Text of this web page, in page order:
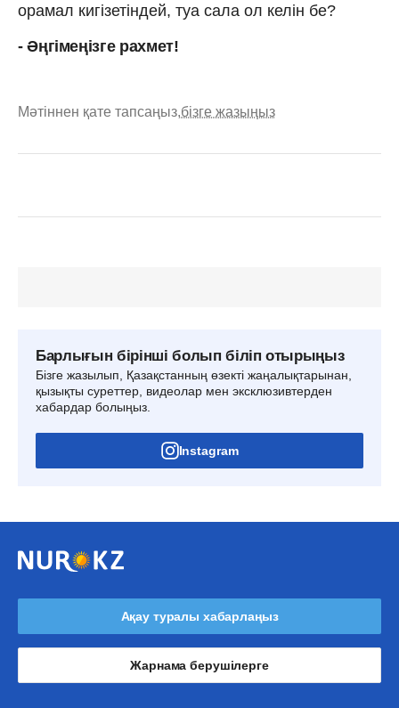
орамал кигізетіндей, туа сала ол келін бе?
- Әңгімеңізге рахмет!
Мәтіннен қате тапсаңыз,бізге жазыңыз
Барлығын бірінші болып біліп отырыңыз
Бізге жазылып, Қазақстанның өзекті жаңалықтарынан,
қызықты суреттер, видеолар мен эксклюзивтерден
хабардар болыңыз.
Instagram
Ақау туралы хабарлаңыз
Жарнама берушілерге